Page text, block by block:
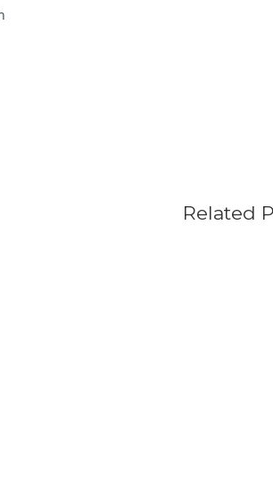
Related